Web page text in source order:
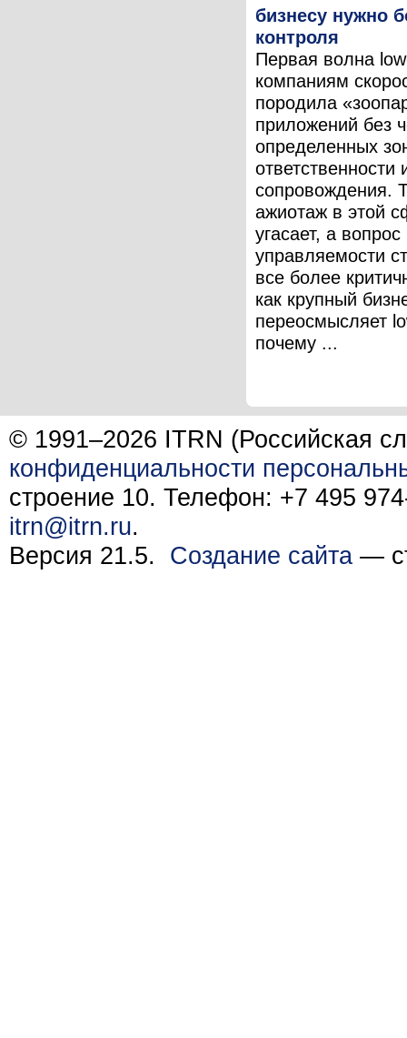
бизнесу нужно
контроля
Первая волна
компаниям
породила
приложений без
определенных
сопровождения.
ажиотаж в этой
угасает, а вопрос
управляемости
все более
как крупный
переосмысляет
почему ...
© 1991–2026 ITRN (Российская
конфиденциальности
строение 10. Телефон: +7 495
itrn@itrn.ru.
Версия 21.5. Создание сайта —